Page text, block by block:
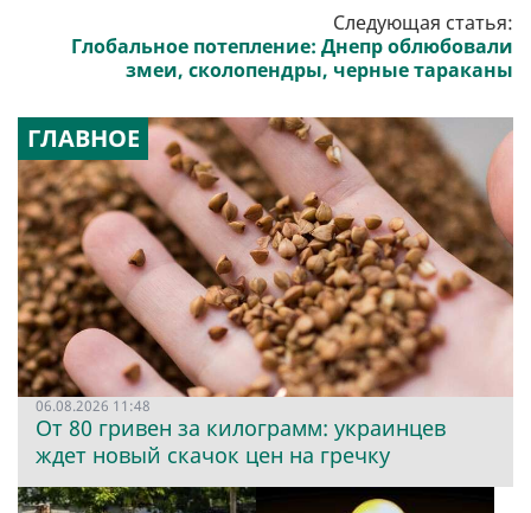
Следующая статья:
Глобальное потепление: Днепр облюбовали
змеи, сколопендры, черные тараканы
ГЛАВНОЕ
06.08.2026 11:48
От 80 гривен за килограмм: украинцев
ждет новый скачок цен на гречку